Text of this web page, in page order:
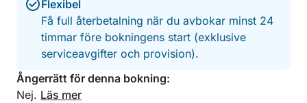
Kapacitet: upp till 7 personer
Kontakta mig gärna med frågor eller speciella
önskemål.
Jag visar er gärna min region från havet, i en
Flexibel
Få full återbetalning när du avbokar minst 24
timmar före bokningens start (exklusive
serviceavgifter och provision).
Ångerrätt för denna bokning:
Nej. Läs mer